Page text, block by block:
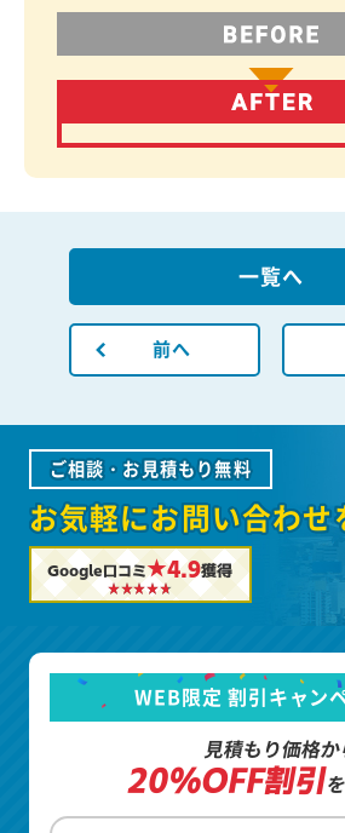
前へ
一覧へ
ご相談・お見積もり無料
お気軽にお問い合わせ
Google口コミ★4.9獲得
WEB限定 割引キャン
見積もり価格か
20%OFF割引